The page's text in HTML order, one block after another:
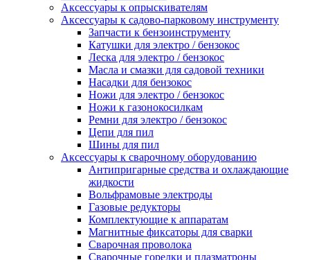
Аксессуары к опрыскивателям
Аксессуары к садово-парковому инструменту
Запчасти к бензоинструменту
Катушки для электро / бензокос
Леска для электро / бензокос
Масла и смазки для садовой техники
Насадки для бензокос
Ножи для электро / бензокос
Ножи к газонокосилкам
Ремни для электро / бензокос
Цепи для пил
Шины для пил
Аксессуары к сварочному оборудованию
Антипригарные средства и охлаждающие
жидкости
Вольфрамовые электроды
Газовые редукторы
Комплектующие к аппаратам
Магнитные фиксаторы для сварки
Сварочная проволока
Сварочные горелки и плазматроны